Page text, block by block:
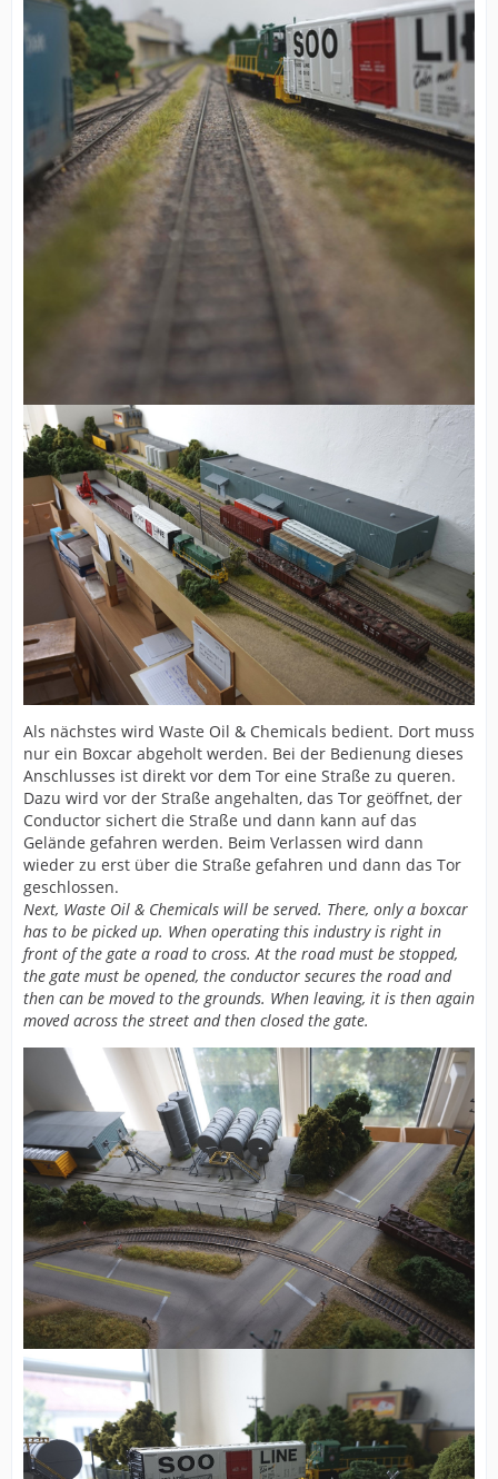
Als nächstes wird Waste Oil & Chemicals bedient. Dort muss
nur ein Boxcar abgeholt werden. Bei der Bedienung dieses
Anschlusses ist direkt vor dem Tor eine Straße zu queren.
Dazu wird vor der Straße angehalten, das Tor geöffnet, der
Conductor sichert die Straße und dann kann auf das
Gelände gefahren werden. Beim Verlassen wird dann
wieder zu erst über die Straße gefahren und dann das Tor
geschlossen.
Next, Waste Oil & Chemicals will be served. There, only a boxcar
has to be picked up. When operating this industry is right in
front of the gate a road to cross. At the road must be stopped,
the gate must be opened, the conductor secures the road and
then can be moved to the grounds. When leaving, it is then again
moved across the street and then closed the gate.